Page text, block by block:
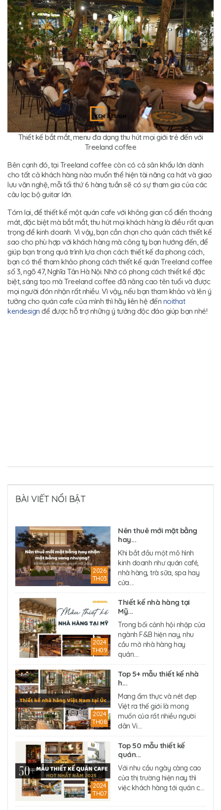
Thiết kế bắt mắt, menu đa dạng thu hút mọi giới trẻ đến với
Treeland coffee
Bên cạnh đó, tại Treeland coffee còn có cả sân khấu lớn dành
cho tất cả khách hàng nào muốn thể hiện tài năng ca hát và giao
lưu văn nghệ, mỗi tối thứ 6 hàng tuần sẽ có sự tham gia của các
câu lạc bộ guitar lớn.
Tóm lại, để thiết kế một quán cafe với không gian cổ điển thoáng
mát, đặc biệt mà bắt mắt, thu hút mọi khách hàng là điều rất quan
trọng để kinh doanh. Vì vậy, bạn cần chọn cho quán cách thiết kế
sao cho phù hợp với khách hàng mà công ty bạn hướng đến, để
giúp bạn trong quá trình lựa chọn cách thiết kế đa phong cách,
bạn có thể tham khảo phong cách thiết kế quán Treeland coffee
số 3, ngõ 47, Nghĩa Tân Hà Nội. Nhờ có phong cách thiết kế đặc
biệt, sáng tạo mà Treeland coffee đã nâng cao tên tuổi và được
mọi người đón nhận rất nhiều. Vì vậy, nếu bạn tham khảo và lên ý
tưởng cho quán cafe của mình thì hãy liên hệ đến noithat
kendesign để được hỗ trợ những ý tưởng độc đáo giúp bạn nhé!
BÀI VIẾT NỔI BẬT
2026
TH03
Nên thuê mới mặt bằng
hay...
Khi bắt đầu một mô hình
kinh doanh như quán café,
nhà hàng, trà sữa, spa hay
cửa....
2024
TH09
Thiết kế nhà hàng tại
Mỹ...
Trong bối cảnh hội nhập của
ngành F&B hiện nay, nhu
cầu mở nhà hàng hay
quán....
2024
TH08
Top 5+ mẫu thiết kế nhà
h...
Mang ẩm thực và nét đẹp
Việt ra thế giới là mong
muốn của rất nhiều người
dân Vi....
2024
TH07
Top 50 mẫu thiết kế
quán...
Với nhu cầu ngày càng cao
của thị trường hiện nay thì
việc khách hàng tới quán c....